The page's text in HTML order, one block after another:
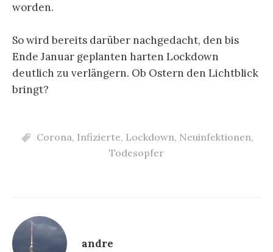
worden.
So wird bereits darüber nachgedacht, den bis
Ende Januar geplanten harten Lockdown
deutlich zu verlängern. Ob Ostern den Lichtblick
bringt?
Corona, Infizierte, Lockdown, Neuinfektionen,
Todesopfer
andre